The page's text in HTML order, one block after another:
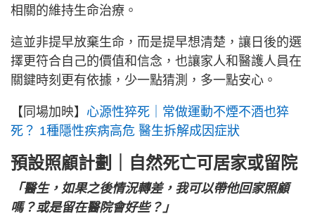
相關的維持生命治療。
這並非提早放棄生命，而是提早想清楚，讓日後的選
擇更符合自己的價值和信念，也讓家人和醫護人員在
關鍵時刻更有依據，少一點猜測，多一點安心。
【同場加映】 心源性猝死｜常做運動不煙不酒也猝
死？ 1種隱性疾病高危 醫生拆解成因症狀
預設照顧計劃｜ 自然死亡可居家或留院
「醫生，如果之後情況轉差，我可以帶他回家照顧
嗎？或是留在醫院會好些？」